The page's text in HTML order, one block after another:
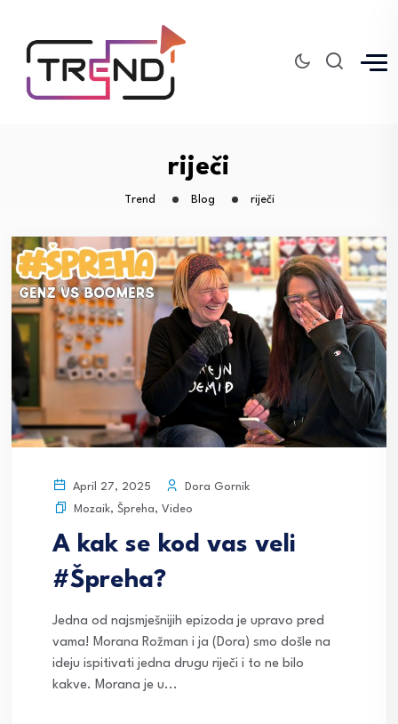
riječi
Trend Blog riječi
April 27, 2025
Dora Gornik
Mozaik, Špreha, Video
A kak se kod vas veli
#Špreha?
Jedna od najsmješnijih epizoda je upravo pred
vama! Morana Rožman i ja (Dora) smo došle na
ideju ispitivati jedna drugu riječi i to ne bilo
kakve. Morana je u...